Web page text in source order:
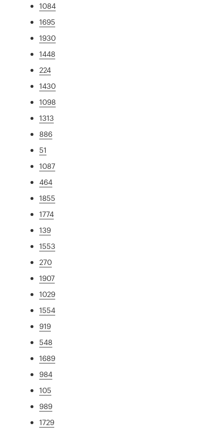
1084
1695
1930
1448
224
1430
1098
1313
886
51
1087
464
1855
1774
139
1553
270
1907
1029
1554
919
548
1689
984
105
989
1729